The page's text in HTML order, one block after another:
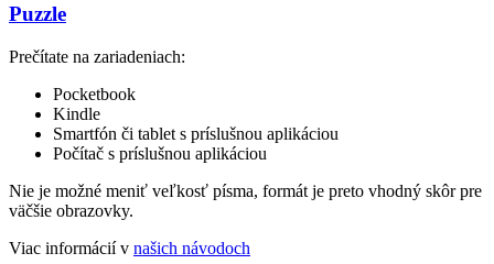
Puzzle
Prečítate na zariadeniach:
Pocketbook
Kindle
Smartfón či tablet s príslušnou aplikáciou
Počítač s príslušnou aplikáciou
Nie je možné meniť veľkosť písma, formát je preto vhodný skôr pre
väčšie obrazovky.
Viac informácií v našich návodoch